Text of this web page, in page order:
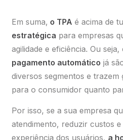
Em suma, o TPA é acima de
estratégica para empresas
agilidade e eficiência. Ou seja,
pagamento automático já
diversos segmentos e
para o consumidor quanto
Por isso, se a sua empresa
atendimento, reduzir custos
experiência dos usuários, a